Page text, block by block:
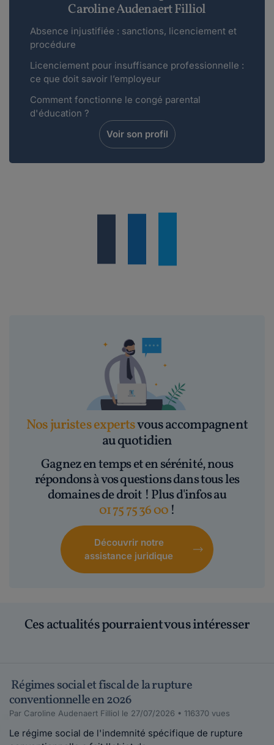
Caroline Audenaert Filliol
Absence injustifiée : sanctions, licenciement et
procédure
Licenciement pour insuffisance professionnelle :
ce que doit savoir l’employeur
Comment fonctionne le congé parental
d'éducation ?
Voir son profil
Nos juristes expertsvous accompagnent
au quotidien
Gagnez en temps et en sérénité, nous
répondons à vos questions dans tous les
domaines de droit ! Plus d'infos au
01 75 75 36 00 !
Découvrir notre
assistance juridique
Ces actualités pourraient vous intéresser
Régimes social et fiscal de la rupture
conventionnelle en 2026
Par Caroline Audenaert Filliol le 27/07/2026 • 116370 vues
Le régime social de l'indemnité spécifique de rupture